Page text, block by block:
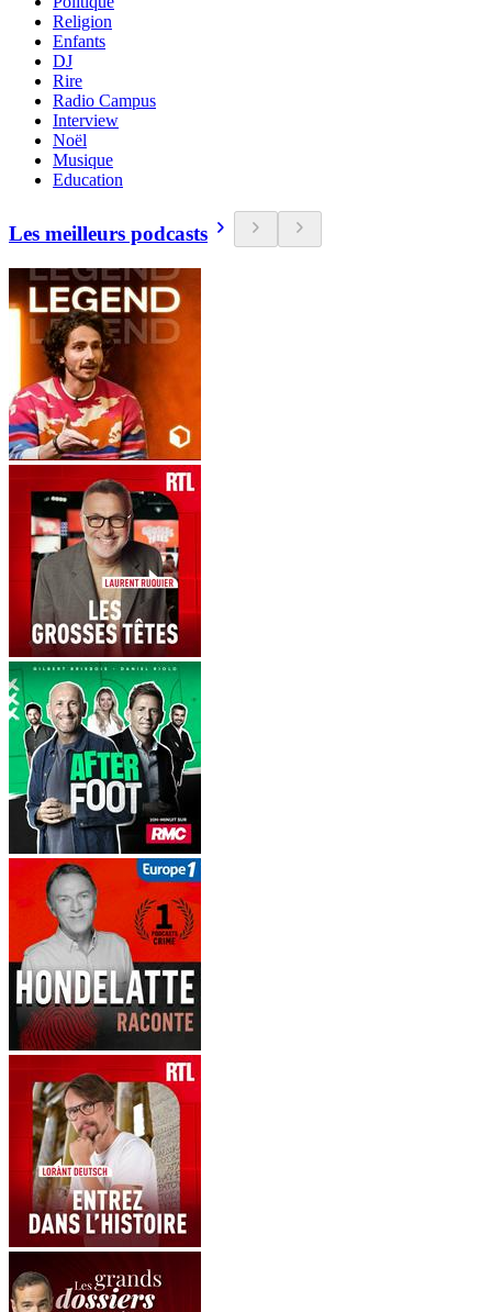
Religion
Enfants
DJ
Rire
Radio Campus
Interview
Noël
Musique
Education
Les meilleurs podcasts